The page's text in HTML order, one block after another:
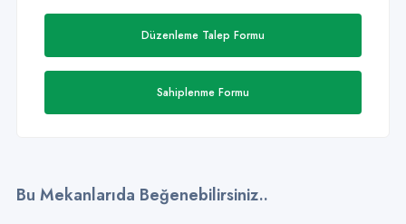
Düzenleme Talep Formu
Sahiplenme Formu
Bu Mekanlarıda Beğenebilirsiniz..